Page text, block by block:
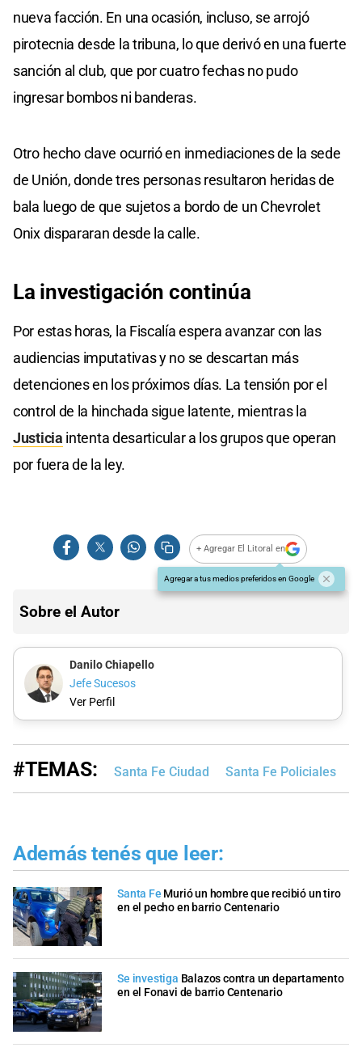
nueva facción. En una ocasión, incluso, se arrojó
pirotecnia desde la tribuna, lo que derivó en una fuerte
sanción al club, que por cuatro fechas no pudo
ingresar bombos ni banderas.
Otro hecho clave ocurrió en inmediaciones de la sede
de Unión, donde tres personas resultaron heridas de
bala luego de que sujetos a bordo de un Chevrolet
Onix dispararan desde la calle.
La investigación continúa
Por estas horas, la Fiscalía espera avanzar con las
audiencias imputativas y no se descartan más
detenciones en los próximos días. La tensión por el
control de la hinchada sigue latente, mientras la
Justicia intenta desarticular a los grupos que operan
por fuera de la ley.
+ Agregar El Litoral en
Agregar a tus medios preferidos en Google
Sobre el Autor
Danilo Chiapello
Jefe Sucesos
Ver Perfil
#TEMAS: Santa Fe Ciudad Santa Fe Policiales
Además tenés que leer:
Santa Fe Murió un hombre que recibió un tiro
en el pecho en barrio Centenario
Se investiga Balazos contra un departamento
en el Fonavi de barrio Centenario